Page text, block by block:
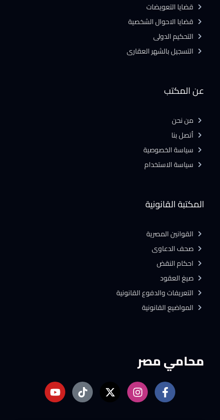
محامي مصر
المكتبة القانونية
القوانين المصرية
صحف الدعاوى
احكام النقض
صيغ العقود
التعريفات والدفوع القانونية
المواضيع القانونية
عن المكتب
من نحن
أتصل بنا
سياسة الخصوصية
سياسة الاستخدام
قضايا التعويضات
قضايا الاحوال الشخصية
التحكيم الدولى
التسجيل بالشهر العقارى